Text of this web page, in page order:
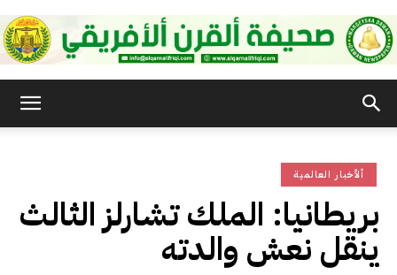
الأفريقي
ألأخبار العالمية
بريطانيا: الملك تشارلز الثالث
ينقل نعش والدته